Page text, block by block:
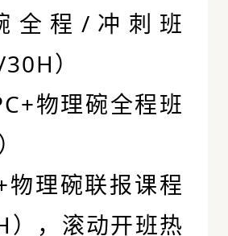
全程/冲刺班
）
物理碗全程班
物理碗联报课程
），滚动开班热